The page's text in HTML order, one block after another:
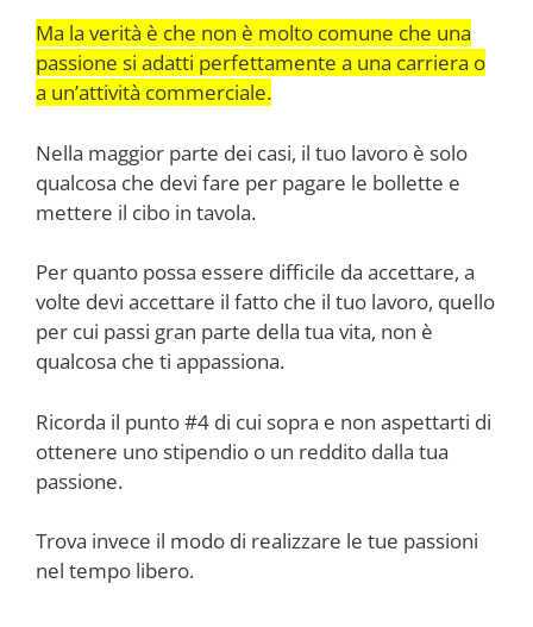
Ma la verità è che non è molto comune che una
passione si adatti perfettamente a una carriera o
a un’attività commerciale.
Nella maggior parte dei casi, il tuo lavoro è solo
qualcosa che devi fare per pagare le bollette e
mettere il cibo in tavola.
Per quanto possa essere difficile da accettare, a
volte devi accettare il fatto che il tuo lavoro, quello
per cui passi gran parte della tua vita, non è
qualcosa che ti appassiona.
Ricorda il punto #4 di cui sopra e non aspettarti di
ottenere uno stipendio o un reddito dalla tua
passione.
Trova invece il modo di realizzare le tue passioni
nel tempo libero.